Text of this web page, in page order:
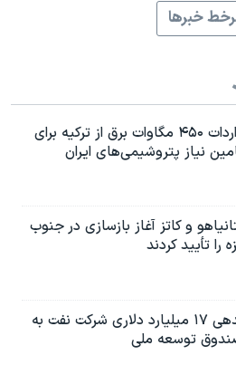
خبرها
واردات ۴۵۰ مگاوات برق از ترکیه برای
نیاز پتروشیمی‌های ایران
و کاتز آغاز بازسازی در جنوب
را تأیید کردند
بدهی ۱۷ میلیارد دلاری شرکت نفت به
توسعه ملی